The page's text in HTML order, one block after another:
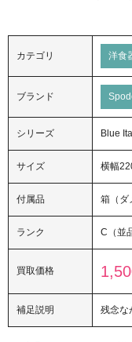
カテゴリ 洋食
ブランド
シリーズ Blue
サイズ 横幅
付属品 箱（ダ
ランク C（並
買取価格
補足説明 残念な